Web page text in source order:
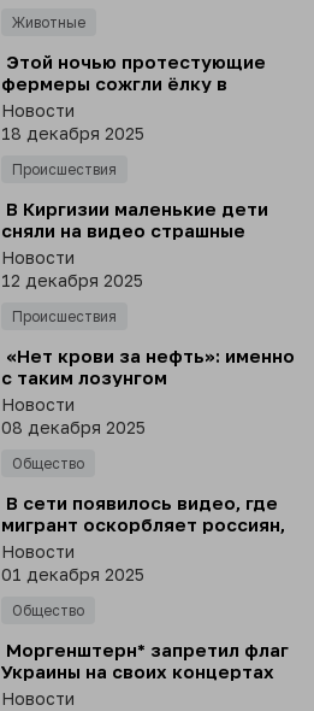
Животные
⁣ Этой ночью протестующие
фермеры сожгли ëлку в
Брюсселе вблизи
Европейского парламента
Новости
18 декабря 2025
Происшествия
⁣ В Киргизии маленькие дети
сняли на видео страшные
кадры, как отец пинает по
голове лежащую на полу мать
Новости
12 декабря 2025
Происшествия
⁣ «Нет крови за нефть»: именно
с таким лозунгом
протестующие вышли на улицы
Нью-Йорка, чтобы поддержать
Венесуэлу
Новости
08 декабря 2025
Общество
⁣ В сети появилось видео, где
мигрант оскорбляет россиян,
смеётся над трагедией в
Крокусе и топчет наш
государственный флаг
Новости
01 декабря 2025
Общество
⁣ Моргенштерн* запретил флаг
Украины на своих концертах
Новости